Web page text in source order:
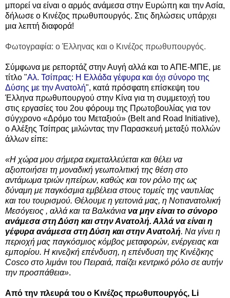
μπορεί να είναι ο αρμός ανάμεσα στην Ευρώπη και την Ασία,
δήλωσε ο Κινέζος πρωθυπουργός. Στις δηλώσεις υπάρχει
μια λεπτή διαφορά!
Φωτογραφία: ο Έλληνας και ο Κινέζος πρωθυπουργός.
Σύμφωνα με ρεπορτάζ στην Αυγή αλλά και το ΑΠΕ-ΜΠΕ, με
τίτλο "Αλ. Τσίπρας: Η Ελλάδα γέφυρα και όχι σύνορο της
Δύσης με την Ανατολή", κατά πρόσφατη επίσκεψη του
Έλληνα πρωθυπουργού στην Κίνα για τη συμμετοχή του
στις εργασίες του 2ου φόρουμ της Πρωτοβουλίας για τον
σύγχρονο «Δρόμο του Μεταξιού» (Belt and Road Initiative),
ο Αλέξης Τσίπρας μιλώντας την Παρασκευή μεταξύ πολλών
άλλων είπε:
«Η χώρα μου σήμερα εκμεταλλεύεται και θέλει να
αξιοποιήσει τη μοναδική γεωπολιτική της θέση στο
αντάμωμα τριών ηπείρων, καθώς και τον ρόλο της ως
δύναμη με παγκόσμια εμβέλεια στους τομείς της ναυτιλίας
και του τουρισμού. Θέλουμε η γειτονιά μας, η Νοτιανατολική
Μεσόγειος , αλλά και τα Βαλκάνιανα μην είναι το σύνορο
ανάμεσα στη Δύση και στην Ανατολή. Αλλά να είναι η
γέφυρα ανάμεσα στη Δύση και στην Ανατολή. Να γίνει η
περιοχή μας παγκόσμιος κόμβος μεταφορών, ενέργειας και
εμπορίου. Η κινεζική επένδυση, η επένδυση της Κινέζικης
Cosco στο λιμάνι του Πειραιά, παίζει κεντρικό ρόλο σε αυτήν
την προσπάθεια».
Από την πλευρά του ο Κινέζος πρωθυπουργός, Li